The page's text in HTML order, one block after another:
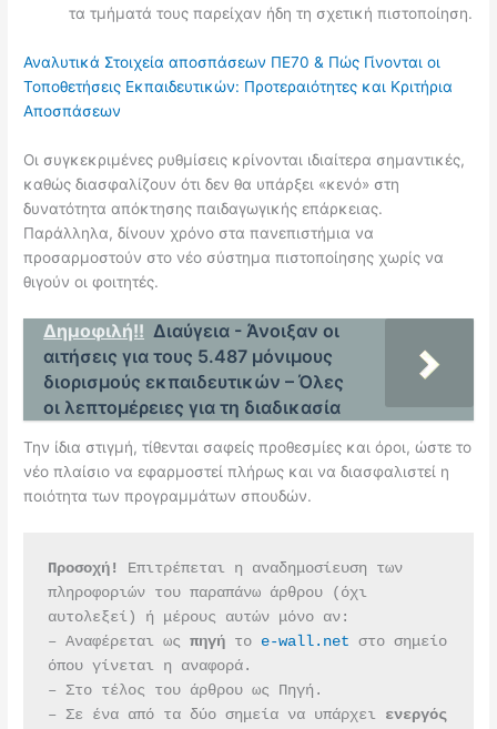
τα τμήματά τους παρείχαν ήδη τη σχετική πιστοποίηση.
Αναλυτικά Στοιχεία αποσπάσεων ΠΕ70 & Πώς Γίνονται οι
Τοποθετήσεις Εκπαιδευτικών: Προτεραιότητες και Κριτήρια
Αποσπάσεων
Οι συγκεκριμένες ρυθμίσεις κρίνονται ιδιαίτερα σημαντικές,
καθώς διασφαλίζουν ότι δεν θα υπάρξει «κενό» στη
δυνατότητα απόκτησης παιδαγωγικής επάρκειας.
Παράλληλα, δίνουν χρόνο στα πανεπιστήμια να
προσαρμοστούν στο νέο σύστημα πιστοποίησης χωρίς να
θιγούν οι φοιτητές.
Δημοφιλή!! Διαύγεια - Άνοιξαν οι
αιτήσεις για τους 5.487 μόνιμους
διορισμούς εκπαιδευτικών – Όλες
οι λεπτομέρειες για τη διαδικασία
Την ίδια στιγμή, τίθενται σαφείς προθεσμίες και όροι, ώστε το
νέο πλαίσιο να εφαρμοστεί πλήρως και να διασφαλιστεί η
ποιότητα των προγραμμάτων σπουδών.
Προσοχή!
Επιτρέπεται η αναδημοσίευση των
πληροφοριών του παραπάνω άρθρου (όχι
αυτολεξεί) ή μέρους αυτών μόνο αν:
– Αναφέρεται ως πηγή το e-wall.net στο σημείο
όπου γίνεται η αναφορά.
– Στο τέλος του άρθρου ως Πηγή.
– Σε ένα από τα δύο σημεία να υπάρχει
ενεργός